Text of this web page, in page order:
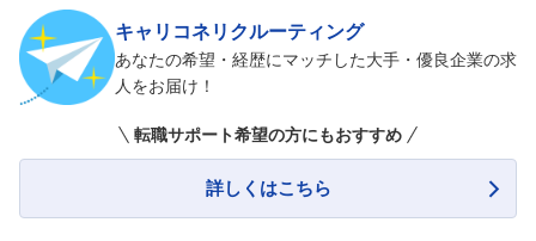
キャリコネリクルーティング
あなたの希望・経歴にマッチした大手・優良企業の求
人をお届け！
転職サポート希望の方にもおすすめ
詳しくはこちら